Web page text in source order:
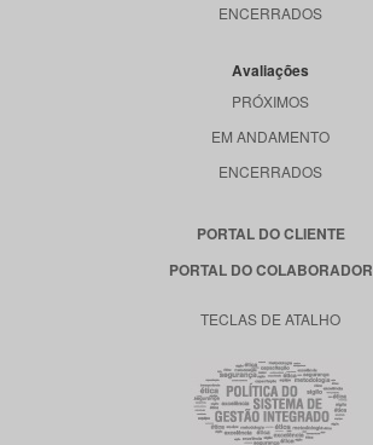
ENCERRADOS
Avaliações
PRÓXIMOS
EM ANDAMENTO
ENCERRADOS
PORTAL DO CLIENTE
PORTAL DO COLABORADOR
TECLAS DE ATALHO